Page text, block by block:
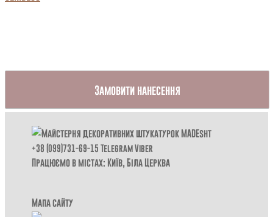
Замовити нанесення
+38 (099)731-69-15 TelegramViber
Працюємо в містах: Київ,Біла Церква
Мапа сайту